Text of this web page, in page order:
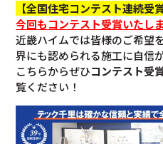
【全国住宅コンテスト連続受
今回もコンテスト受賞いたし
近畿ハイムでは皆様のご希望
界にも認められる施工に自信
こちらからぜひコンテスト受
覧ください！